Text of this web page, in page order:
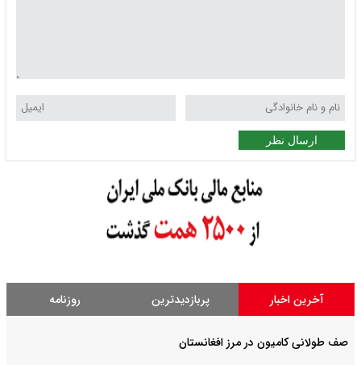
ارسال نظر
آخرین اخبار پربازدیدترین روزنامه
صف طولانی کامیون در مرز افغانستان